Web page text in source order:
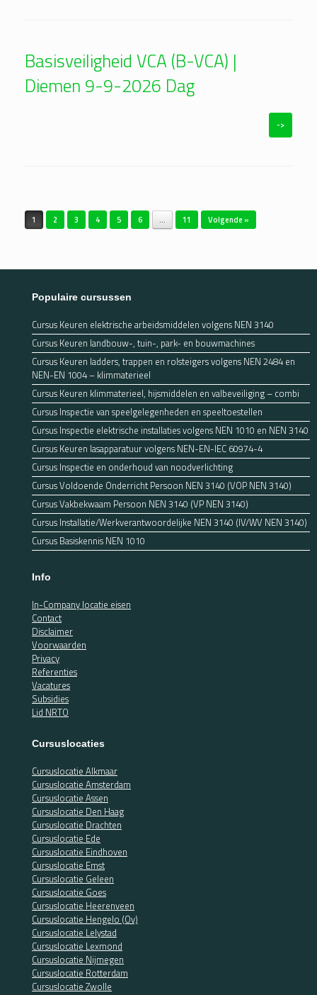
Basisveiligheid VCA (B-VCA) |
Diemen 9-9-2026 Dag
->
1 2 3 4 5 6 … 11 Volgende »
Populaire cursussen
Cursus Keuren elektrische arbeidsmiddelen volgens NEN 3140
Cursus Keuren landbouw-, tuin-, park- en bouwmachines
Cursus Keuren ladders, trappen en rolsteigers volgens NEN 2484 en
NEN-EN 1004 – klimmaterieel
Cursus Keuren klimmaterieel, hijsmiddelen en valbeveiliging – combi
Cursus Inspectie van speelgelegenheden en speeltoestellen
Cursus Inspectie elektrische installaties volgens NEN 1010 en NEN 3140
Cursus Keuren lasapparatuur volgens NEN-EN-IEC 60974-4
Cursus Inspectie en onderhoud van noodverlichting
Cursus Voldoende Onderricht Persoon NEN 3140 (VOP NEN 3140)
Cursus Vakbekwaam Persoon NEN 3140 (VP NEN 3140)
Cursus Installatie/Werkverantwoordelijke NEN 3140 (IV/WV NEN 3140)
Cursus Basiskennis NEN 1010
Info
In-Company locatie eisen
Contact
Disclaimer
Voorwaarden
Privacy
Referenties
Vacatures
Subsidies
Lid NRTO
Cursuslocaties
Cursuslocatie Alkmaar
Cursuslocatie Amsterdam
Cursuslocatie Assen
Cursuslocatie Den Haag
Cursuslocatie Drachten
Cursuslocatie Ede
Cursuslocatie Eindhoven
Cursuslocatie Emst
Cursuslocatie Geleen
Cursuslocatie Goes
Cursuslocatie Heerenveen
Cursuslocatie Hengelo (Ov)
Cursuslocatie Lelystad
Cursuslocatie Lexmond
Cursuslocatie Nijmegen
Cursuslocatie Rotterdam
Cursuslocatie Zwolle